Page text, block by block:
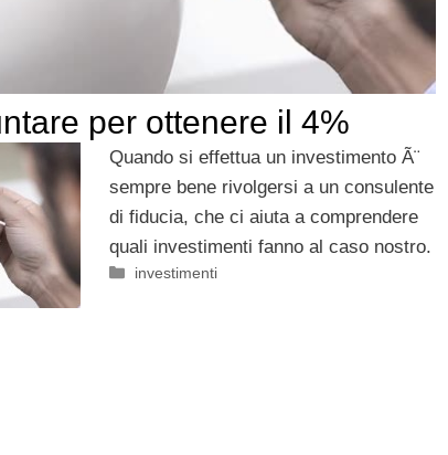
per ottenere il 4%
Quando si effettua un investimento Ã¨
sempre bene rivolgersi a un consulente
di fiducia, che ci aiuta a comprendere
quali investimenti fanno al caso nostro.
Categorie
investimenti